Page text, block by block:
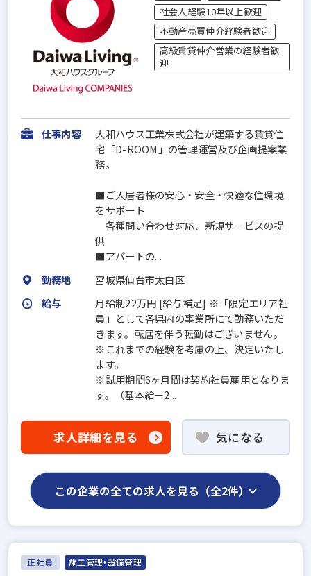
社会人経験10年以上歓迎
不動産売買仲介経験者歓迎
高級賃貸仲介営業の経験者歓
迎
仕事内容
大和ハウス工業株式会社が建築する賃貸住
宅「D-ROOM」の管理運営及び企画提案業
務。
■ご入居者様の安心・安全・快適な住環境
をサポート
各種問い合わせ対応、新規サービスの提
供
■アパートの...
勤務地
宮城県仙台市太白区
給与
月給制22万円 [給与補足] ※「限定エリア社
員」として各県内の事業所にて勤務いただ
きます。転居を伴う転勤はございません。
※これまでの経験を考慮の上、決定いたし
ます。
※試用期間6ヶ月間は契約社員雇用となりま
す。（基本給－2...
求人詳細を見る 気になる
この企業の全ての求人を見る（全2件）
正社員 施工管理・設備管理